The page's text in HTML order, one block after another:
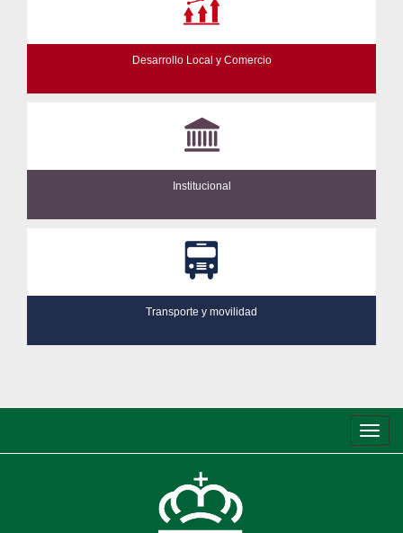
Desarrollo Local y Comercio
Institucional
Transporte y movilidad
de